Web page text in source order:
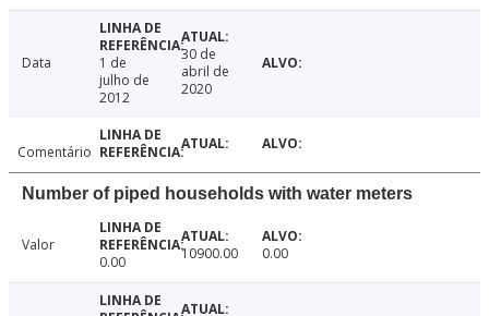
Data
1 de
julho de
2012
30 de
abril de
2020
Comentário
Number of piped households with water meters
Valor
0.00
10900.00 0.00